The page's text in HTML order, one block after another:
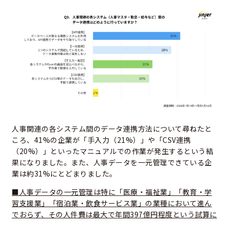
人事関連の各システム間のデータ連携方法について尋ねたと
ころ、41%の企業が「手入力（21%）」や「CSV連携
（20%）」といったマニュアルでの作業が発生するという結
果になりました。また、人事データを一元管理できている企
業は約31%にとどまりました。
■人事データの一元管理は特に「医療・福祉業」「教育・学
習支援業」「宿泊業・飲食サービス業」の業種において進ん
でおらず、その人件費は最大で年間397億円程度という試算に